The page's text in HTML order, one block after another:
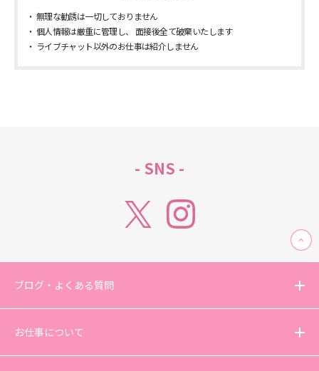
無理な勧誘は一切しておりません
個人情報は厳重に管理し、 面接後全て破棄いたします
ライブチャット以外のお仕事は紹介しません
- SNS -
ブログ・よくある質問
お仕事について